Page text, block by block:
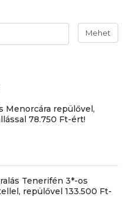
Mehet
Menorcára repülővel,
78.750 Ft-ért!
Tenerifén 3*-os
repülővel 133.500 Ft-